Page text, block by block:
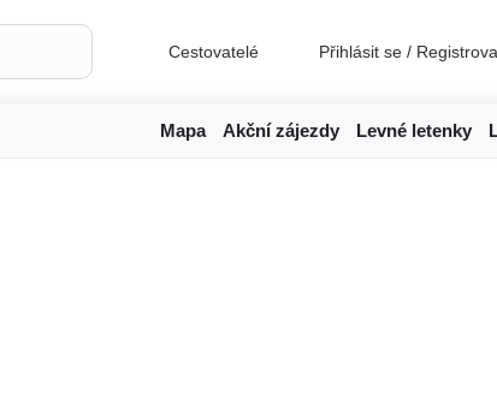
Cestovatelé Přihlásit se /
Mapa Akční zájezdy Levné letenky